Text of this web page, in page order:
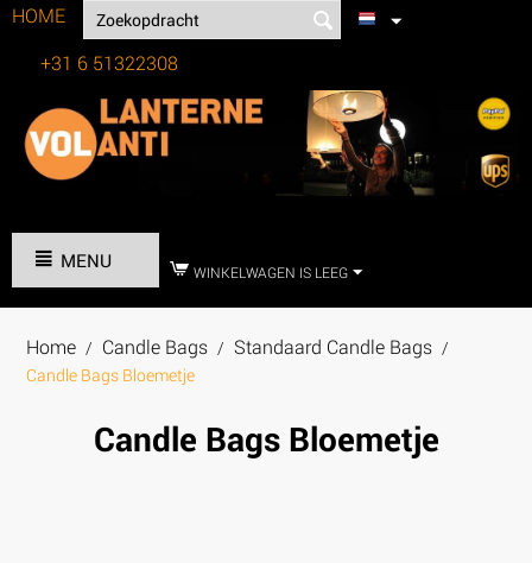
HOME
+31 6 51322308
MENU WINKELWAGEN IS LEEG
Home / Candle Bags / Standaard Candle Bags /
Candle Bags Bloemetje
Candle Bags Bloemetje